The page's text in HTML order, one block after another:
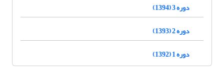
دوره 3 (1394)
دوره 2 (1393)
دوره 1 (1392)